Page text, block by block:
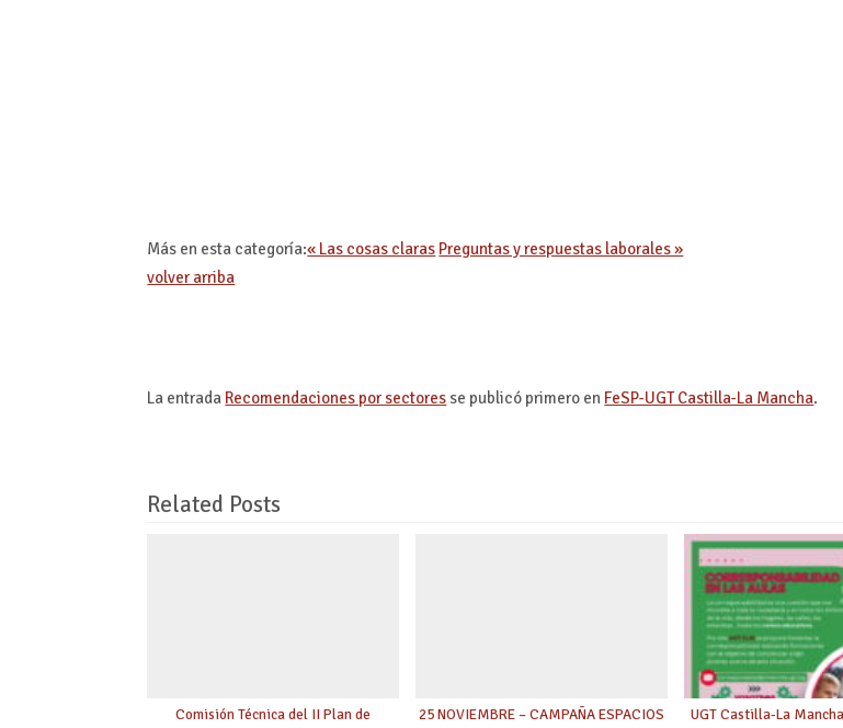
Más en esta categoría:« Las cosas claras Preguntas y respuestas laborales »
volver arriba
La entrada Recomendaciones por sectores se publicó primero en FeSP-UGT Castilla-La Mancha.
Related Posts
Comisión Técnica del II Plan de
25 NOVIEMBRE – CAMPAÑA ESPACIOS
UGT Castilla-La